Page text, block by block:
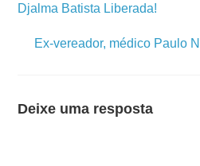
Djalma Batista Liberada!
Ex-vereador, médico Paulo
Deixe uma resposta